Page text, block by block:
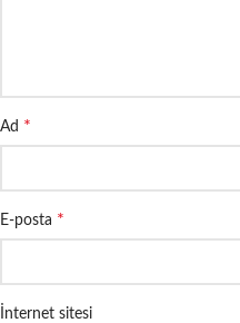
Ad *
E-posta *
İnternet sitesi